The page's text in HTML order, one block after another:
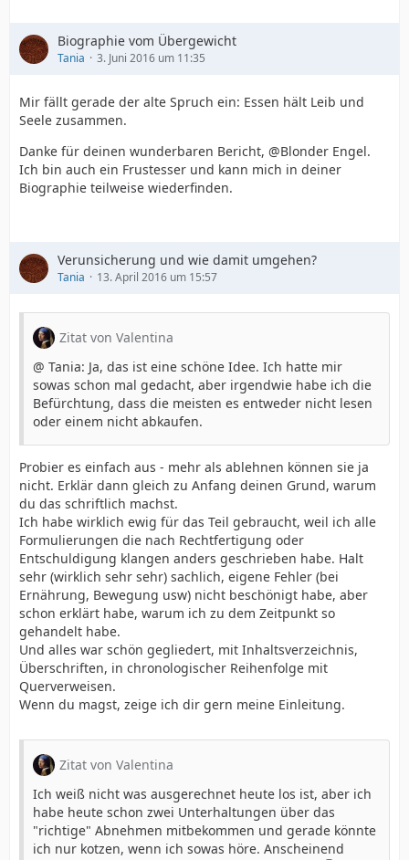
Biographie vom Übergewicht
Tania 3. Juni 2016 um 11:35
Mir fällt gerade der alte Spruch ein: Essen hält Leib und
Seele zusammen.
Danke für deinen wunderbaren Bericht, @Blonder Engel.
Ich bin auch ein Frustesser und kann mich in deiner
Biographie teilweise wiederfinden.
Verunsicherung und wie damit umgehen?
Tania 13. April 2016 um 15:57
Zitat von Valentina
@ Tania: Ja, das ist eine schöne Idee. Ich hatte mir
sowas schon mal gedacht, aber irgendwie habe ich die
Befürchtung, dass die meisten es entweder nicht lesen
oder einem nicht abkaufen.
Probier es einfach aus - mehr als ablehnen können sie ja
nicht. Erklär dann gleich zu Anfang deinen Grund, warum
du das schriftlich machst.
Ich habe wirklich ewig für das Teil gebraucht, weil ich alle
Formulierungen die nach Rechtfertigung oder
Entschuldigung klangen anders geschrieben habe. Halt
sehr (wirklich sehr sehr) sachlich, eigene Fehler (bei
Ernährung, Bewegung usw) nicht beschönigt habe, aber
schon erklärt habe, warum ich zu dem Zeitpunkt so
gehandelt habe.
Und alles war schön gegliedert, mit Inhaltsverzeichnis,
Überschriften, in chronologischer Reihenfolge mit
Querverweisen.
Wenn du magst, zeige ich dir gern meine Einleitung.
Zitat von Valentina
Ich weiß nicht was ausgerechnet heute los ist, aber ich
habe heute schon zwei Unterhaltungen über das
"richtige" Abnehmen mitbekommen und gerade könnte
ich nur kotzen, wenn ich sowas höre. Anscheinend